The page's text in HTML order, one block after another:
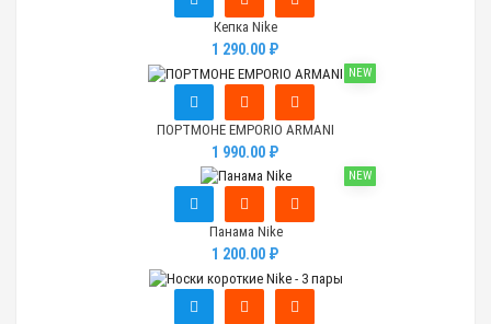
Кепка Nike
1 290.00 ₽
NEW
ПОРТМОНЕ EMPORIO ARMANI
1 990.00 ₽
NEW
Панама Nike
1 200.00 ₽